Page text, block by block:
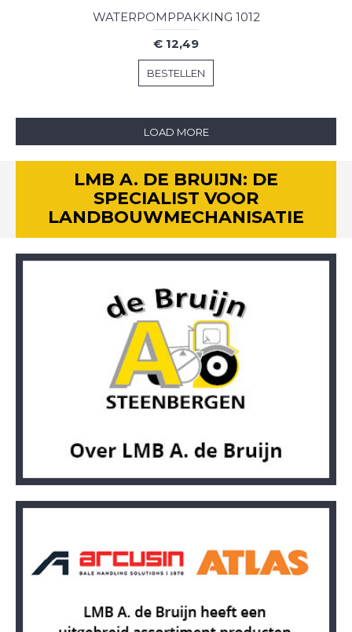
WATERPOMPPAKKING 1012
€ 12,49
BESTELLEN
LOAD MORE
LMB A. DE BRUIJN: DE
SPECIALIST VOOR
LANDBOUWMECHANISATIE